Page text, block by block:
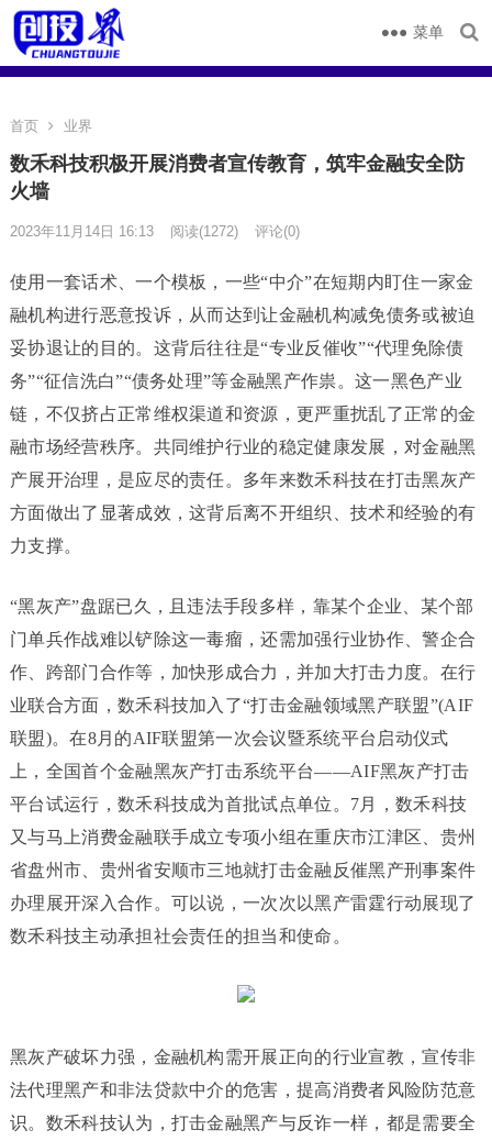
菜单
首页 业界
数禾科技积极开展消费者宣传教育，筑牢金融安全防
火墙
2023年11月14日 16:13 阅读(1272) 评论(0)
使用一套话术、一个模板，一些“中介”在短期内盯住一家金
融机构进行恶意投诉，从而达到让金融机构减免债务或被迫
妥协退让的目的。这背后往往是“专业反催收”“代理免除债
务”“征信洗白”“债务处理”等金融黑产作祟。这一黑色产业
链，不仅挤占正常维权渠道和资源，更严重扰乱了正常的金
融市场经营秩序。共同维护行业的稳定健康发展，对金融黑
产展开治理，是应尽的责任。多年来数禾科技在打击黑灰产
方面做出了显著成效，这背后离不开组织、技术和经验的有
力支撑。
“黑灰产”盘踞已久，且违法手段多样，靠某个企业、某个部
门单兵作战难以铲除这一毒瘤，还需加强行业协作、警企合
作、跨部门合作等，加快形成合力，并加大打击力度。在行
业联合方面，数禾科技加入了“打击金融领域黑产联盟”(AIF
联盟)。在8月的AIF联盟第一次会议暨系统平台启动仪式
上，全国首个金融黑灰产打击系统平台——AIF黑灰产打击
平台试运行，数禾科技成为首批试点单位。7月，数禾科技
又与马上消费金融联手成立专项小组在重庆市江津区、贵州
省盘州市、贵州省安顺市三地就打击金融反催黑产刑事案件
办理展开深入合作。可以说，一次次以黑产雷霆行动展现了
数禾科技主动承担社会责任的担当和使命。
黑灰产破坏力强，金融机构需开展正向的行业宣教，宣传非
法代理黑产和非法贷款中介的危害，提高消费者风险防范意
识。数禾科技认为，打击金融黑产与反诈一样，都是需要全